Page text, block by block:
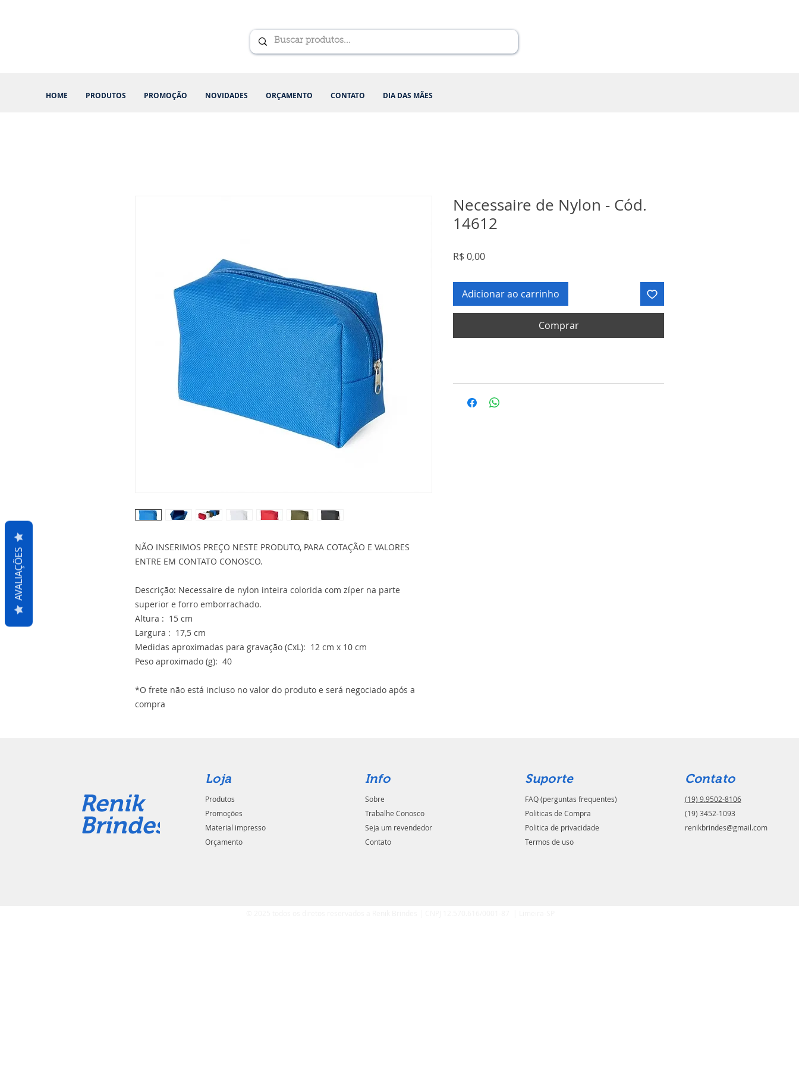
HOME PRODUTOS PROMOÇÃO NOVIDADES ORÇAMENTO CONTATO DIA DAS MÃES
NÃO INSERIMOS PREÇO NESTE PRODUTO, PARA COTAÇÃO E VALORES
ENTRE EM CONTATO CONOSCO.
Descrição: Necessaire de nylon inteira colorida com zíper na parte
superior e forro emborrachado.
Altura : 15 cm
Largura : 17,5 cm
Medidas aproximadas para gravação (CxL): 12 cm x 10 cm
Peso aproximado (g): 40
*O frete não está incluso no valor do produto e será negociado após a
compra
Necessaire de Nylon - Cód.
14612
R$ 0,00Preço
Adicionar ao carrinho
Comprar
Renik
Brindes
Loja
Produtos
Promoções
Material impresso
Orçamento
Info
Sobre
Trabalhe Conosco
Seja um revendedor
Contato
Suporte
FAQ (perguntas frequentes)
Politicas de Compra
Politica de privacidade
Termos de uso
Contato
(19) 9.9502-8106
(19) 3452-1093
renikbrindes@gmail.com
AVALIAÇÕES